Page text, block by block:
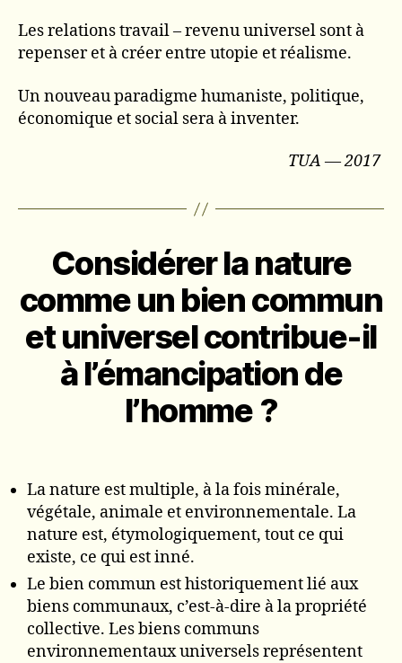
Les relations travail – revenu universel sont à
repenser et à créer entre utopie et réalisme.
Un nouveau paradigme humaniste, politique,
économique et social sera à inventer.
TUA — 2017
Considérer la nature
comme un bien commun
et universel contribue‐il
à l’émancipation de
l’homme ?
La nature est multiple, à la fois minérale,
végétale, animale et environnementale. La
nature est, étymologiquement, tout ce qui
existe, ce qui est inné.
Le bien commun est historiquement lié aux
biens communaux, c’est-à-dire à la propriété
collective. Les biens communs
environnementaux universels représentent